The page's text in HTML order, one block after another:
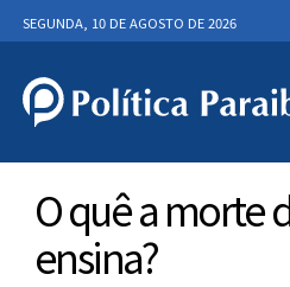
SEGUNDA, 10 DE AGOSTO DE 2026
O quê a morte
ensina?